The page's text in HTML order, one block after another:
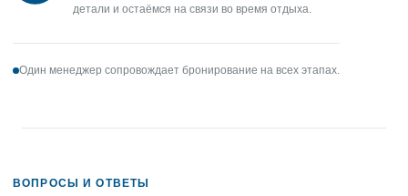
детали и остаёмся на связи во время отдыха.
Один менеджер сопровождает бронирование на всех этапах.
ВОПРОСЫ И ОТВЕТЫ